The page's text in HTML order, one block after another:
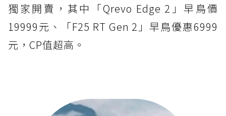
獨家開賣，其中「Qrevo Edge 2」早鳥價
19999元、「F25 RT Gen 2」早鳥優惠6999
元，CP值超高。